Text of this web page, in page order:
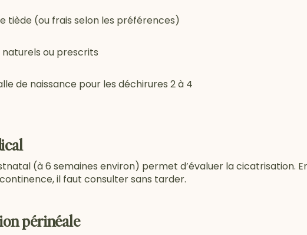
tiède (ou frais selon les préférences)
ou prescrits
de naissance pour les déchirures 2 à 4
(à 6 semaines environ) permet d’évaluer la cicatrisation.
il faut consulter sans tarder.
périnéale